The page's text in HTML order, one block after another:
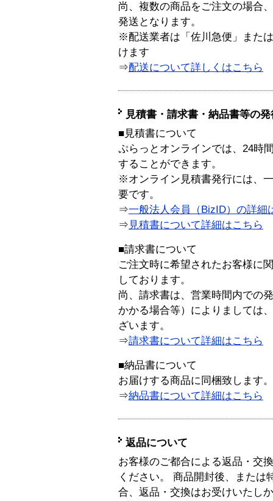
尚、複数の商品をご注文の場合
発送となります。
※配送業者は「佐川急便」また
けます
⇒配送について詳しくはこちら
見積書・請求書・納品書等の
■見積書について
ぷらっとオンラインでは、24時
することができます。
※オンライン見積書発行には、
要です。
⇒一般法人会員（BizID）の詳細
⇒ 見積書について詳細はこちら
■請求書について
ご注文時に希望されたお客様に
しております。
尚、請求書は、営業時間内での
かかる場合等）によりましては
ざいます。
⇒請求書について詳細はこちら
■納品書について
お届けする商品に同梱致します。
⇒納品書について詳細はこちら
返品について
お客様のご都合による返品・交
ください。 商品開封後、または
合、返品・交換はお受けいたし